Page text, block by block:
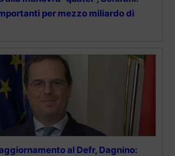
per mezzo miliardo di
al Defr, Dagnino: